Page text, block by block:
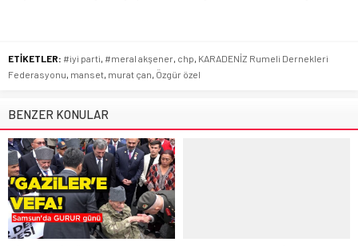
ETİKETLER: #iyi parti, #meral akşener, chp, KARADENİZ Rumeli Dernekleri
Federasyonu, manset, murat çan, Özgür özel
BENZER KONULAR